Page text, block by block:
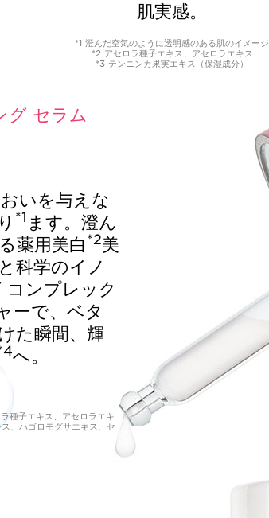
肌実感。
*1 澄んだ空気のように透明感のある肌のイメージ
*2 アセロラ種子エキス、アセロラエキス
*3 テンニンカ果実エキス（保湿成分）
グ セラム
いを与えな
*1 ます。澄ん
薬用美白 *2美
科学のイノ
ンプレック
ーで、ベタ
た瞬間、輝
へ。
種子エキス、アセロラエキ
、ハゴロモグサエキス、セ